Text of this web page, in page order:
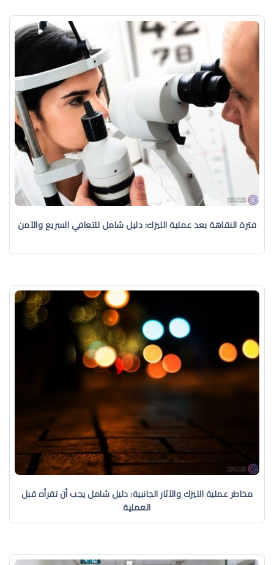
فترة النقاهة بعد عملية الليزك: دليل شامل للتعافي السريع والآمن
مخاطر عملية الليزك والآثار الجانبية: دليل شامل يجب أن تقرأه قبل
العملية